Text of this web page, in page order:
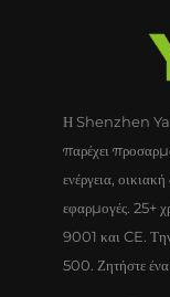
Η Shenzhen
παρέχει
ενέργεια,
εφαρμογές. 25+
9001 και CE.
500. Ζητήστε